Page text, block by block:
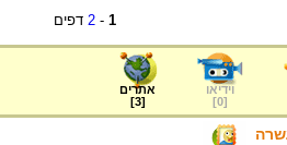
1
-
2 דפים
וידיאו
[
0
]
אתרים
[
3
]